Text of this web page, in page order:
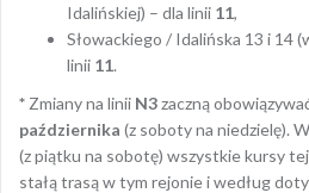
Idalińskiej) – dla linii 11,
Słowackiego / Idalińska 13 i 14
linii 11.
* Zmiany na linii N3zaczną
października (z soboty na niedzielę).
(z piątku na sobotę) wszystkie kursy
stałą trasą w tym rejonie i według